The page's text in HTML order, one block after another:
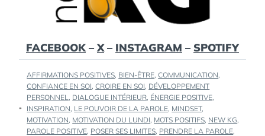
FACEBOOK–X– INSTAGRAM – SPOTIFY
TAGS
:
AFFIRMATIONS POSITIVES, BIEN-ÊTRE,COMMUNICATION,
CONFIANCE EN SOI,CROIRE EN SOI, DÉVELOPPEMENT
PERSONNEL , DIALOGUE INTÉRIEUR, ÉNERGIE POSITIVE,
INSPIRATION, LE POUVOIR DE LA PAROLE, MINDSET,
MOTIVATION, MOTIVATION DU LUNDI, MOTS POSITIFS, NEW KG,
PAROLE POSITIVE, POSER SES LIMITES, PRENDRE LA PAROLE,